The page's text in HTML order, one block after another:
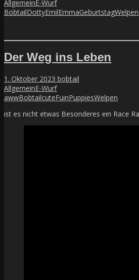
AllgemeinE-Wurf
BobtailDottyEmilEmmaGeburtstagWelpen
Der Weg ins Leben
1. Oktober 2023 bobtail
AllgemeinE-Wurf
awwBobtailcuteFuinPuppiesWelpen
ist es nicht etwas Besonderes ein Race